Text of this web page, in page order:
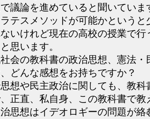
議論を進めていると聞いていま
テスメソッドが可能かというと
いけれど現在の高校の授業で行
思います。
会の教科書の政治思想、憲法・
どんな感想をお持ちですか？
想や民主政治に関しても、教科
正直、私自身、この教科書で教
思想はイデオロギーの問題が絡